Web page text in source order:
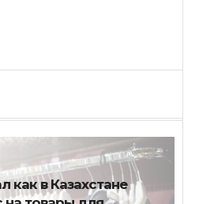
как в Казахстане